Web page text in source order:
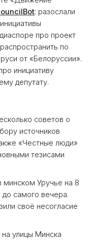
: разослали
про проект
по
от «Белоруссии».
инициативу
депутату.
советов о
источников
«Честные люди»
тезисами
минском Уручье на 8
самого вечера.
своё несогласие
на улицы Минска